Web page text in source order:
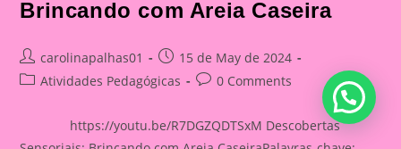
Brincando com Areia Caseira
Post
author:
carolinapalhas01
Post
published:
15 de May de 2024
PostAtividades Pedagógicas
Post0 Comments
https://youtu.be/R7DGZQDTSxM Descobertas